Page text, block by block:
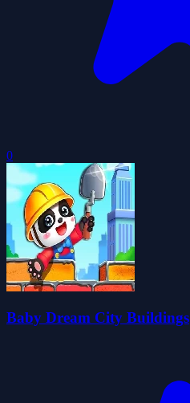
0
Baby Dream City Buildings